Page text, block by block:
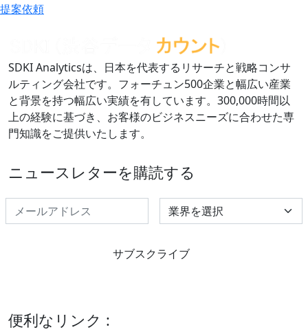
提案依頼
SDKI Analyticsは、日本を代表するリサーチと戦略コンサ
ルティング会社です。フォーチュン500企業と幅広い産業
と背景を持つ幅広い実績を有しています。300,000時間以
上の経験に基づき、お客様のビジネスニーズに合わせた専
門知識をご提供いたします。
ニュースレターを購読する
Select Industry
サブスクライブ
便利なリンク :